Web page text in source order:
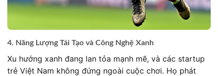
4. Năng Lượng Tái Tạo và Công Nghệ Xanh
Xu hướng xanh đang lan tỏa mạnh mẽ, và các startup
trẻ Việt Nam không đứng ngoài cuộc chơi. Họ phát